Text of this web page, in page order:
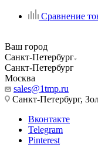
Сравнение
Ваш город
Санкт-Петербург
Санкт-Петербург
Москва
sales@1tmp.ru
Санкт-Петербург,
Вконтакте
Telegram
Pinterest